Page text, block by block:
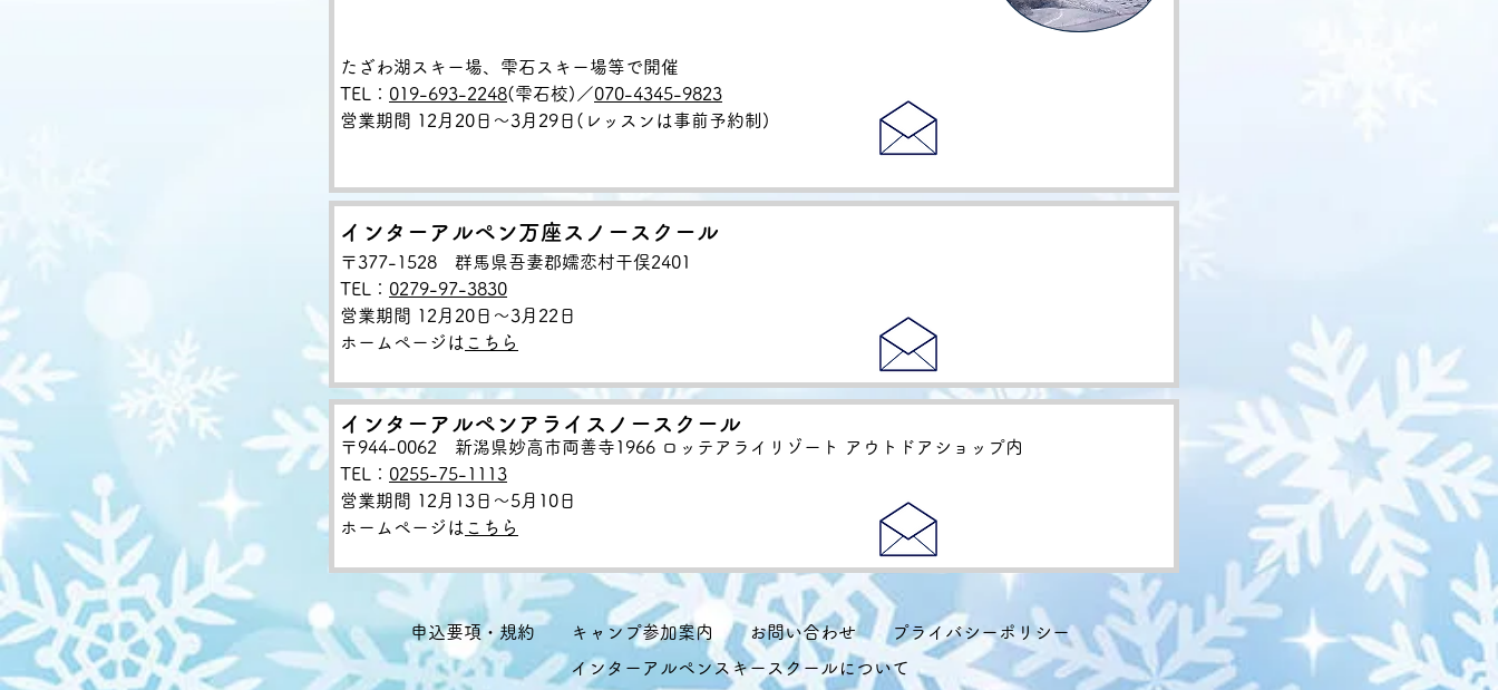
たざわ湖スキー場、雫石スキー場等で開催
TEL： 019-693-2248(雫石校)／070-4345-9823
営業期間 12月20日～3月29日(レッスンは事前予約制)
インターアルペン万座スノースクール
〒377-1528 群馬県吾妻郡嬬恋村干俣2401
TEL： 0279-97-3830
営業期間 12月20日～3月22日
ホームページは こちら
インターアルペンアライスノースクール
〒944-0062 新潟県妙高市両善寺1966 ロッテアライリゾート アウトドアショップ内
TEL： 0255-75-1113
営業期間 12月13日～5月10日
ホームページは こちら
申込要項・規約 キャンプ参加案内 お問い合わせ
プライバシーポリシー
インターアルペンスキースクールについて